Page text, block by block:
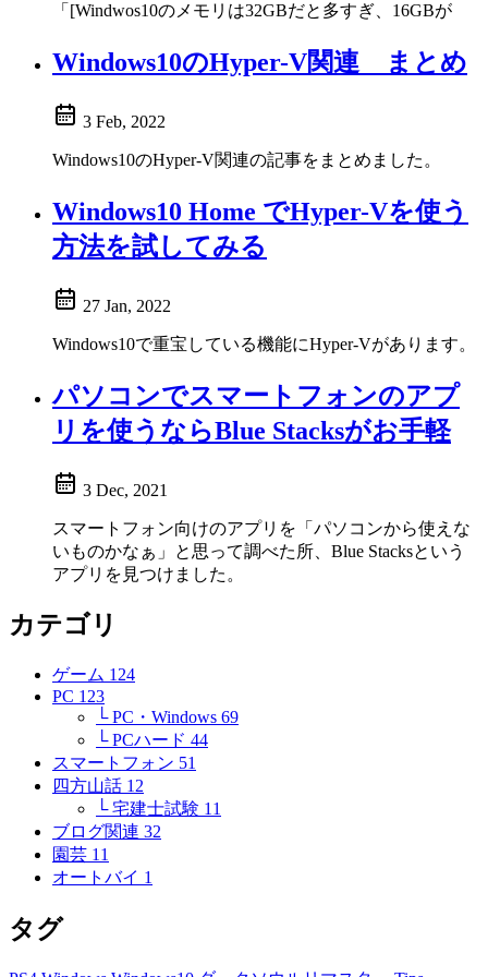
「[Windwos10のメモリは32GBだと多すぎ、16GBが
Windows10のHyper-V関連 まとめ
3 Feb, 2022
Windows10のHyper-V関連の記事をまとめました。
Windows10 Home でHyper-Vを使う
方法を試してみる
27 Jan, 2022
Windows10で重宝している機能にHyper-Vがあります。
パソコンでスマートフォンのアプ
リを使うならBlue Stacksがお手軽
3 Dec, 2021
スマートフォン向けのアプリを「パソコンから使えな
いものかなぁ」と思って調べた所、Blue Stacksという
アプリを見つけました。
カテゴリ
ゲーム 124
PC 123
└ PC・Windows 69
└ PCハード 44
スマートフォン 51
四方山話 12
└ 宅建士試験 11
ブログ関連 32
園芸 11
オートバイ 1
タグ